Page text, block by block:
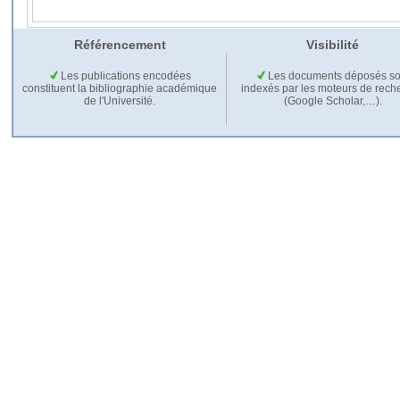
Référencement Visibilité
Les publications encodées
constituent la bibliographie académique
de l'Université.
Les documents déposés
indexés par les moteurs de
(Google Scholar,…).